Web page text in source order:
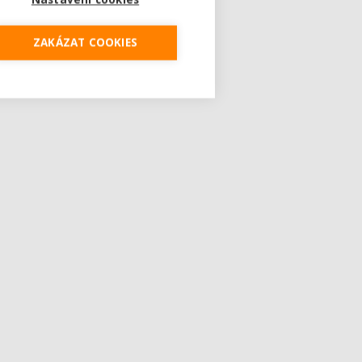
ZAKÁZAT COOKIES